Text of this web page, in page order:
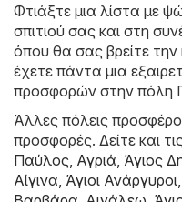
Φτιάξτε μια λίστα με
σπιτιού σας και στη
όπου θα σας βρείτε
έχετε πάντα μια
προσφορών στην πόλη
Άλλες πόλεις
προσφορές. Δείτε και
Παύλος Αγριά Άγιος
Αίγινα Άγιοι Ανάργυροι